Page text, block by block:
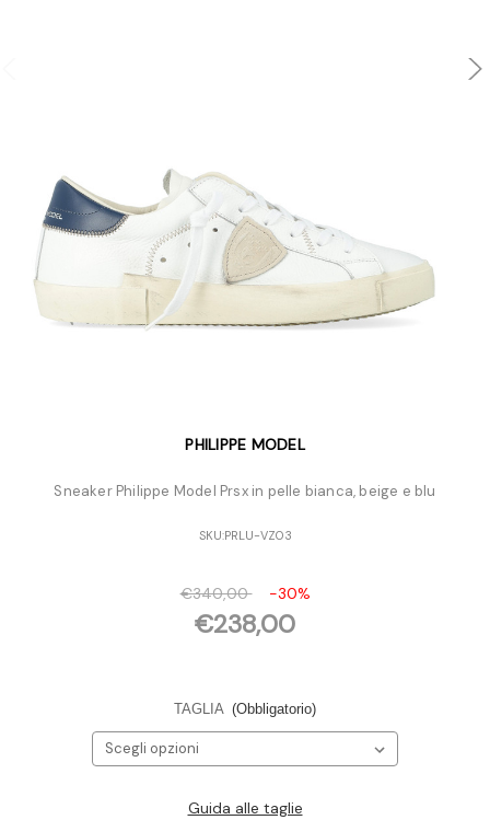
PHILIPPE MODEL
Sneaker Philippe Model Prsx in pelle bianca, beige e blu
SKU:PRLU-VZ03
€340,00 -30%
€238,00
TAGLIA (Obbligatorio)
Guida alle taglie